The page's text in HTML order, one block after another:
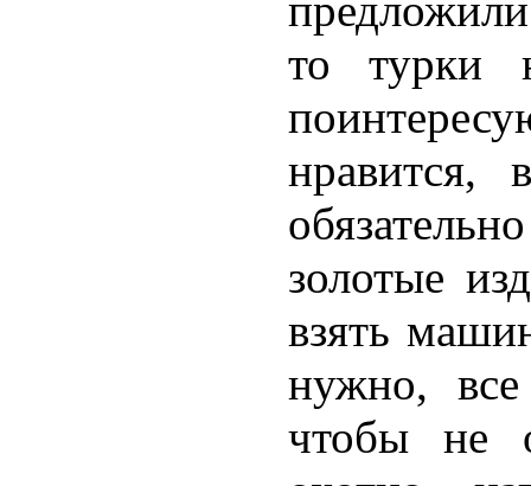
то турки
нравится,
золотые
взять
нужно, все
чтобы не